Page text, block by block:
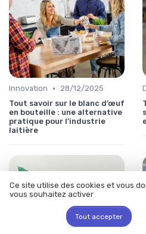
Innovation •
28/12/2025
Tout savoir sur le blanc d’œuf
en bouteille : une alternative
pratique pour l’industrie
laitière
Ce site utilise des cookies et vous
vous souhaitez activer
Tout accepter